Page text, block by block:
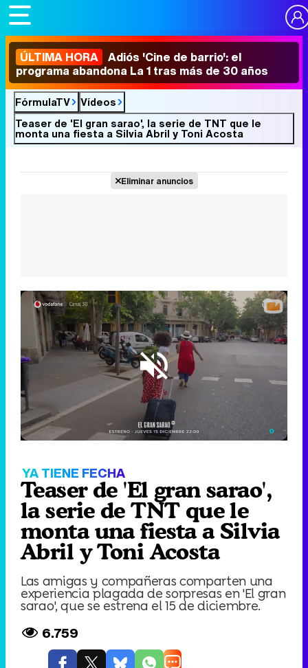
ÚLTIMA HORA Adiós 'Cine de barrio': el
programa abandona La 1 tras más de 30 años
FórmulaTV
Vídeos
Teaser de 'El gran sarao', la serie de TNT que le
monta una fiesta a Silvia Abril y Toni Acosta
Eliminar anuncios
Unmute /
Loaded
100.00%
YA TIENE FECHA
Teaser de 'El gran sarao',
la serie de TNT que le
monta una fiesta a Silvia
Abril y Toni Acosta
Las amigas y compañeras comparten una
experiencia plagada de sorpresas en 'El gran
sarao', que se estrena el 15 de diciembre.
6.759